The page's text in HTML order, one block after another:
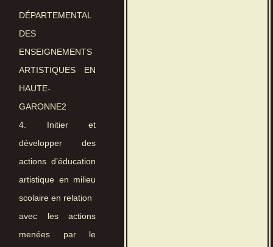
DÉPARTEMENTAL
DES
ENSEIGNEMENTS
ARTISTIQUES EN
HAUTE-
GARONNE2
4. Initier et
développer des
actions d’éducation
artistique en milieu
scolaire en relation
avec les actions
menées par le